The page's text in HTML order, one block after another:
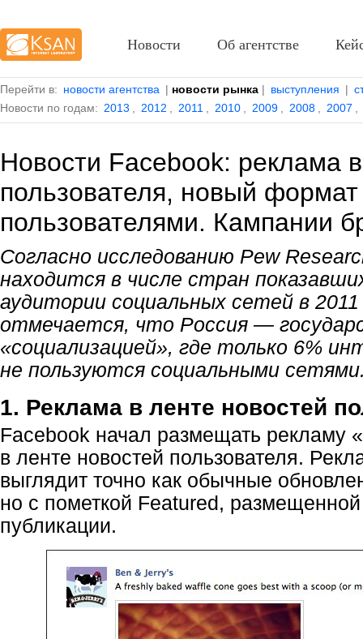
Перейти в: новости агентства | новости рынка | выступления |
Новости по годам: 2013 2012 2011 2010 2009 2008 2007
Новости Facebook: реклама
пользователя, новый
пользователями. Кампании
Согласно исследованию Pew
находится в числе стран
аудитории социальных сетей в
отмечается, что Россия —
«социализацией», где только 6%
не пользуются социальными
1. Реклама в ленте новостей
Facebook начал размещать рекламу
в ленте новостей пользователя.
выглядит точно как обычные
но с пометкой Featured,
публикации.
Новости Об агентстве